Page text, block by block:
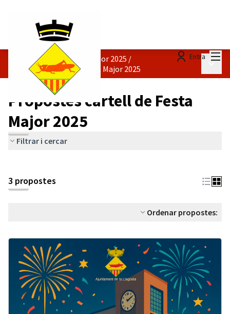
Entra
Concurs Cartells Festa Major 2025 /
Propostes cartell de Festa Major 2025
Propostes cartell de Festa
Major 2025
Filtrar i cercar
3 propostes
Ordenar propostes: